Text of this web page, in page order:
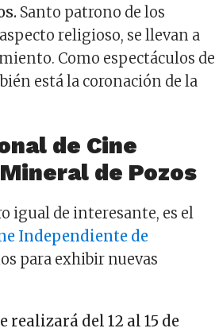
Santo patrono de los
religioso, se llevan a
Como espectáculos de
está la coronación de la
de Cine
de Pozos
igual de interesante, es el
Independiente de
para exhibir nuevas
realizará del 12 al 15 de